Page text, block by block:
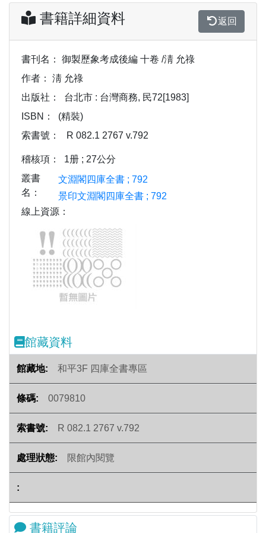
書籍詳細資料 返回
書刊名：
御製歷象考成後編 十卷 /淸 允祿
作者：
淸 允祿
出版社：
台北市 : 台灣商務, 民72[1983]
ISBN：
(精裝)
索書號：
R 082.1 2767 v.792
稽核項：
1册 ; 27公分
叢書
名：
文淵閣四庫全書 ; 792
景印文淵閣四庫全書 ; 792
線上資源：
Previous
館藏資料
和平3F 四庫全書專區
0079810
R 082.1 2767 v.792
限館內閱覽
書籍評論